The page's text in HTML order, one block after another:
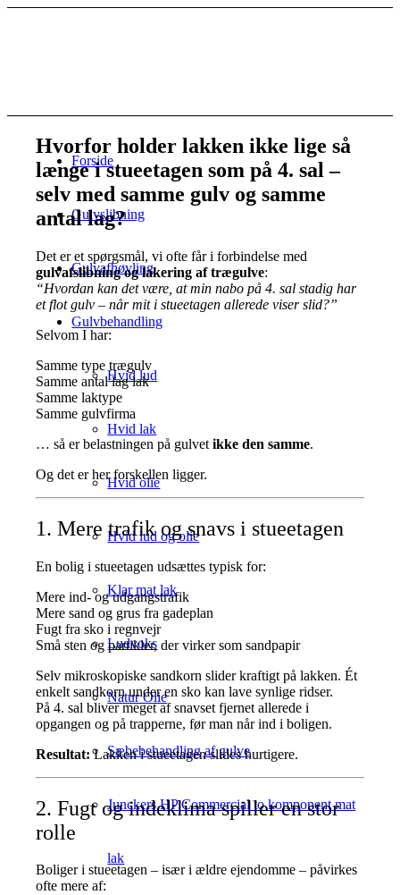
Forside
Gulvslibning
Gulvafhøvling
Gulvbehandling
Hvid lud
Hvid lak
Hvid olie
Hvid lud og olie
Klar mat lak
Ludvoks
Natur Olie
Sæbebehandling af gulve
Junckers HP Commercial to komponent mat
lak
Hvorfor holder lakken ikke lige så
længe i stueetagen som på 4. sal –
selv med samme gulv og samme
antal lag?
Det er et spørgsmål, vi ofte får i forbindelse med
gulvafslibning og lakering af trægulve:
“Hvordan kan det være, at min nabo på 4. sal stadig har
et flot gulv – når mit i stueetagen allerede viser slid?”
Selvom I har:
Samme type trægulv
Samme antal lag lak
Samme laktype
Samme gulvfirma
… så er belastningen på gulvetikke den samme.
Og det er her forskellen ligger.
1. Mere trafik og snavs i stueetagen
En bolig i stueetagen udsættes typisk for:
Mere ind- og udgangstrafik
Mere sand og grus fra gadeplan
Fugt fra sko i regnvejr
Små sten og partikler, der virker som sandpapir
Selv mikroskopiske sandkorn slider kraftigt på lakken. Ét
enkelt sandkorn under en sko kan lave synlige ridser.
På 4. sal bliver meget af snavset fjernet allerede i
opgangen og på trapperne, før man når ind i boligen.
Resultat:Lakken i stueetagen slides hurtigere.
2. Fugt og indeklima spiller en stor
rolle
Boliger i stueetagen – især i ældre ejendomme – påvirkes
ofte mere af: